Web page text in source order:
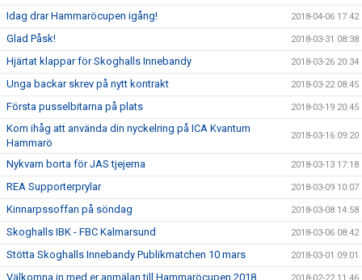
Idag drar Hammaröcupen igång! 2018-04-06 17:42
Glad Påsk! 2018-03-31 08:38
Hjärtat klappar för Skoghalls Innebandy 2018-03-26 20:34
Unga backar skrev på nytt kontrakt 2018-03-22 08:45
Första pusselbitarna på plats 2018-03-19 20:45
Kom ihåg att använda din nyckelring på ICA Kvantum
Hammarö
2018-03-16 09:20
Nykvarn borta för JAS tjejerna 2018-03-13 17:18
REA Supporterprylar 2018-03-09 10:07
Kinnarpssoffan på söndag 2018-03-08 14:58
Skoghalls IBK - FBC Kalmarsund 2018-03-06 08:42
Stötta Skoghalls Innebandy Publikmatchen 10 mars 2018-03-01 09:01
Välkomna in med er anmälan till Hammaröcupen 2018